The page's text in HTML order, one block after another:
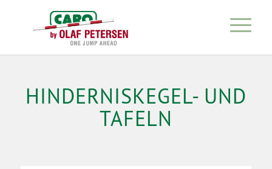
HINDERNISKEGEL- UND
TAFELN